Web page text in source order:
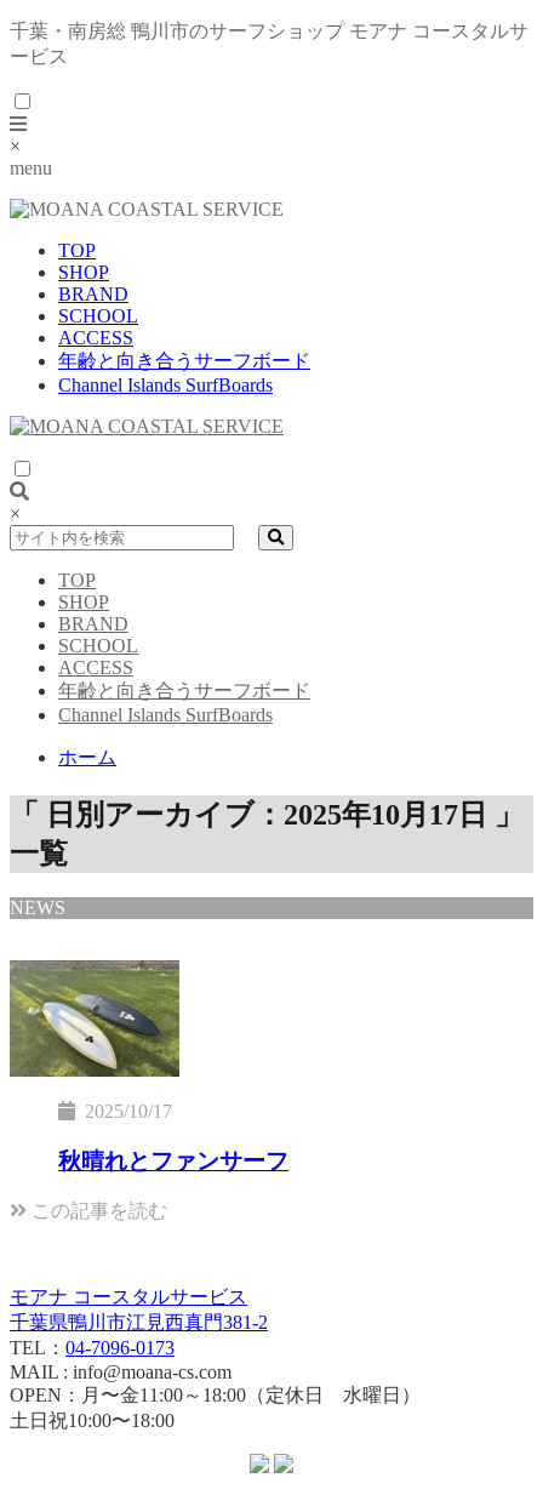
千葉・南房総 鴨川市のサーフショップ モアナ コースタルサ
ービス
×
menu
TOP
SHOP
BRAND
SCHOOL
ACCESS
年齢と向き合うサーフボード
Channel Islands SurfBoards
×
TOP
SHOP
BRAND
SCHOOL
ACCESS
年齢と向き合うサーフボード
Channel Islands SurfBoards
ホーム
「 日別アーカイブ：2025年10月17日 」
一覧
NEWS
2025/10/17
秋晴れとファンサーフ
この記事を読む
モアナ コースタルサービス
千葉県鴨川市江見西真門381-2
TEL： 04-7096-0173
MAIL : info@moana-cs.com
OPEN：月〜金11:00～18:00（定休日 水曜日）
土日祝10:00〜18:00